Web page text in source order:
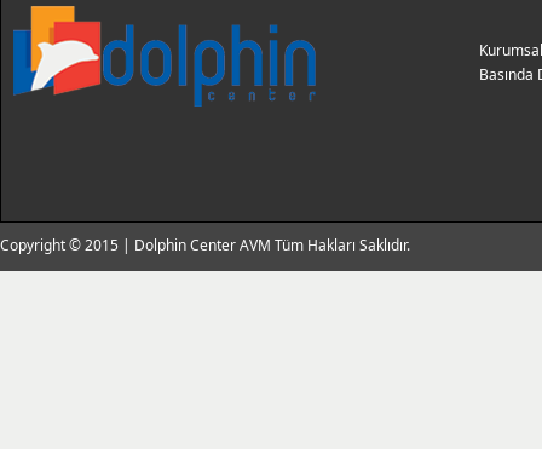
Kurumsal
Basında
Copyright © 2015 | Dolphin Center AVM Tüm Hakları Saklıdır.